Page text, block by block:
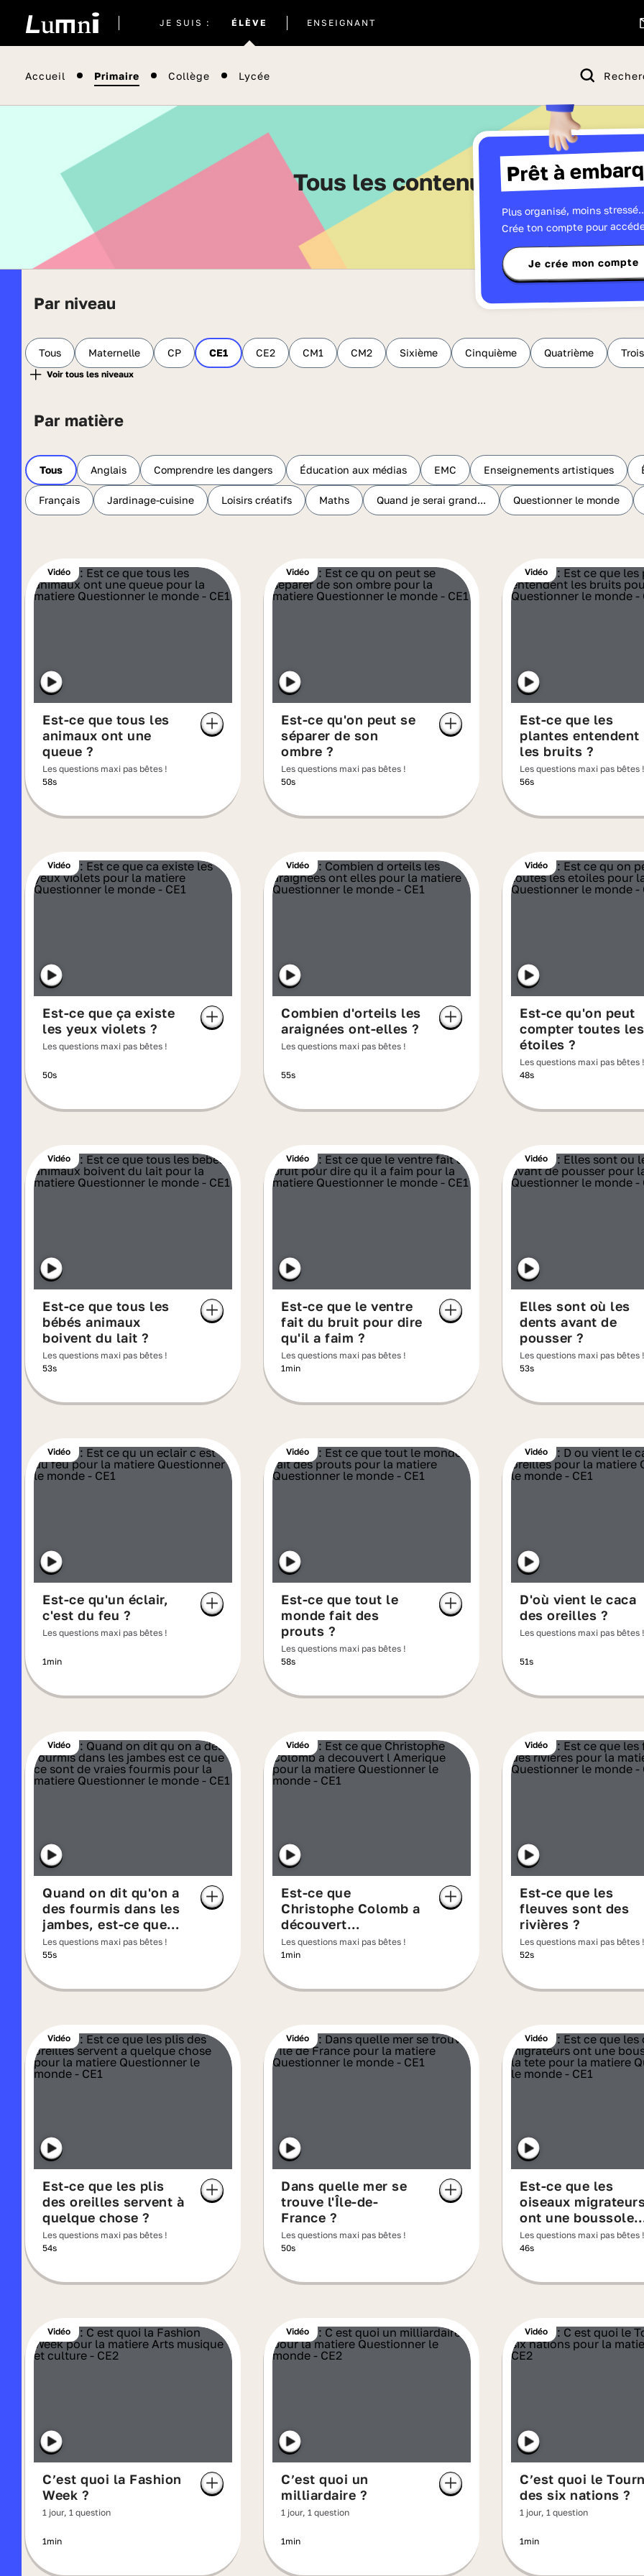
JE SUIS : ÉLÈVE
actuel
ENSEIGNANT
Accueil Primaire Collège Lycée
Prêt à
Plus organisé, moins
Crée ton compte pour
Je crée mon compte
Tous les contenus de CE1 -
Par niveau
Tous Maternelle CP CE1 CE2 CM1 CM2 Sixième Cinquième Quatrième
Par matière
Tous Anglais Comprendre les dangers Éducation aux médias EMC Enseignements artistiques
Français Jardinage-cuisine Loisirs créatifs Maths Quand je serai grand... Questionner le monde
Vidéo
Est-ce que tous les
animaux ont une
queue ?
Les questions maxi pas bêtes !
58s
Vidéo
Est-ce qu'on peut se
séparer de son
ombre ?
Les questions maxi pas bêtes !
50s
Vidéo
Est-ce que les
plantes entendent
les bruits ?
Les questions maxi pas bêtes !
56s
Vidéo
Est-ce que ça existe
les yeux violets ?
Les questions maxi pas bêtes !
50s
Vidéo
Combien d'orteils les
araignées ont-elles ?
Les questions maxi pas bêtes !
55s
Vidéo
Est-ce qu'on peut
compter toutes les
étoiles ?
Les questions maxi pas bêtes !
48s
Vidéo
Est-ce que tous les
bébés animaux
boivent du lait ?
Les questions maxi pas bêtes !
53s
Vidéo
Est-ce que le ventre
fait du bruit pour dire
qu'il a faim ?
Les questions maxi pas bêtes !
1min
Vidéo
Elles sont où les
dents avant de
pousser ?
Les questions maxi pas bêtes !
53s
Vidéo
Est-ce qu'un éclair,
c'est du feu ?
Les questions maxi pas bêtes !
1min
Vidéo
Est-ce que tout le
monde fait des
prouts ?
Les questions maxi pas bêtes !
58s
Vidéo
D'où vient le caca
des oreilles ?
Les questions maxi pas bêtes !
51s
Vidéo
Quand on dit qu'on a
des fourmis dans les
jambes, est-ce que
ce sont de vraies
fourmis ?
Les questions maxi pas bêtes !
55s
Vidéo
Est-ce que
Christophe Colomb a
découvert
l'Amérique ?
Les questions maxi pas bêtes !
1min
Vidéo
Est-ce que les
fleuves sont des
rivières ?
Les questions maxi pas bêtes !
52s
Vidéo
Est-ce que les plis
des oreilles servent à
quelque chose ?
Les questions maxi pas bêtes !
54s
Vidéo
Dans quelle mer se
trouve l'Île-de-
France ?
Les questions maxi pas bêtes !
50s
Vidéo
Est-ce que les
oiseaux
ont une boussole
dans la tête ?
Les questions maxi pas bêtes !
46s
Vidéo
C’est quoi la Fashion
Week ?
1 jour, 1 question
1min
Vidéo
C’est quoi un
milliardaire ?
1 jour, 1 question
1min
Vidéo
C’est quoi le
des six nations ?
1 jour, 1 question
1min